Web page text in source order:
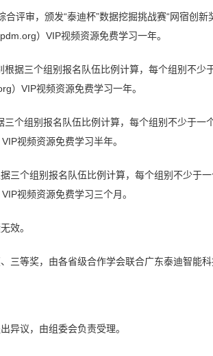
评审，颁发“泰迪杯”数据挖掘挑战赛“网宿创新
）VIP视频资源免费学习一年。
据三个组别报名队伍比例计算，每个组别不少
）VIP视频资源免费学习一年。
个组别报名队伍比例计算，每个组别不少于一
视频资源免费学习半年。
个组别报名队伍比例计算，每个组别不少于
视频资源免费学习三个月。
效。
等奖，由各省级合作学会联合广东泰迪智能科
异议，由组委会负责受理。